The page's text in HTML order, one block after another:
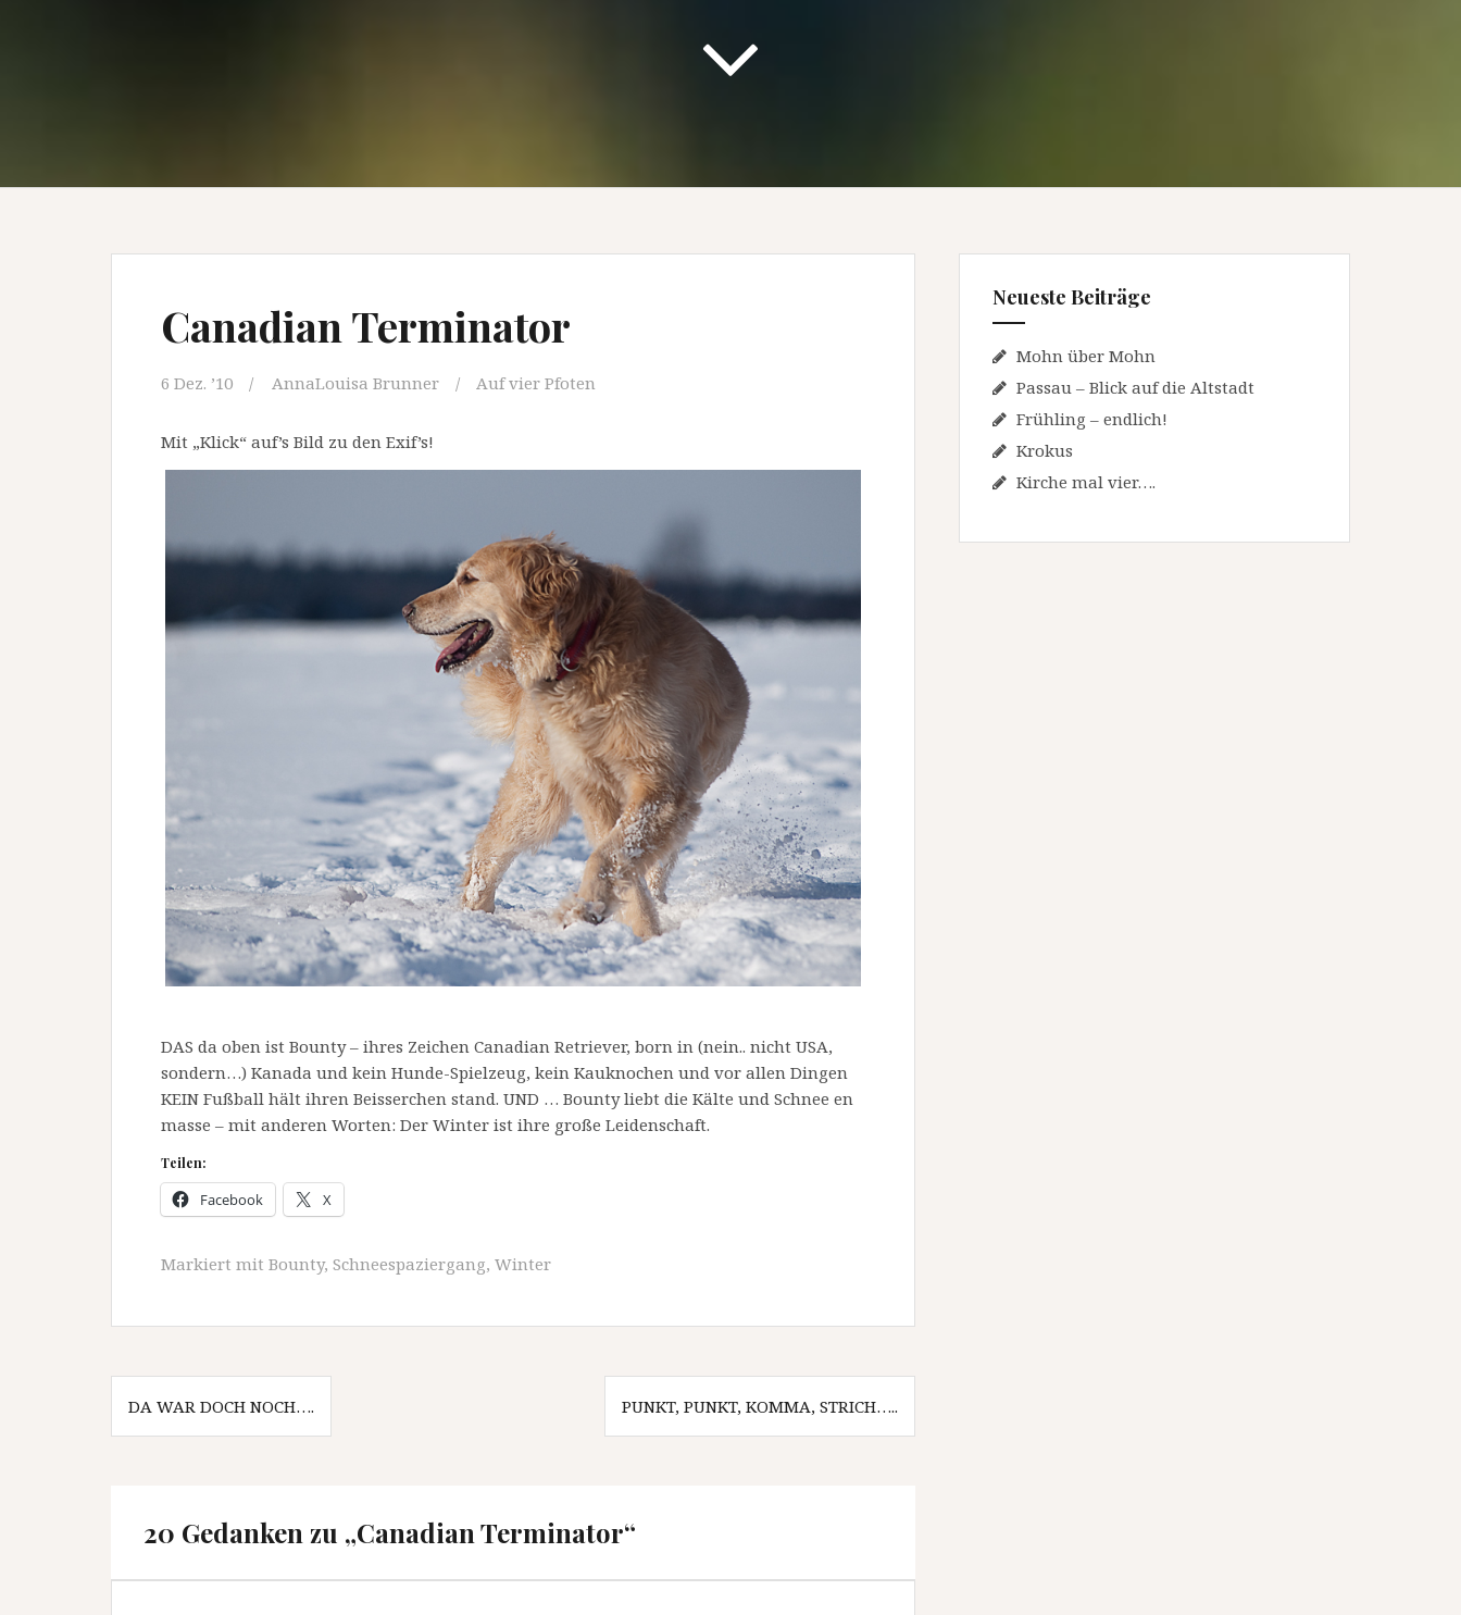
Canadian Terminator
6 Dez. ’10 AnnaLouisa Brunner Auf vier Pfoten
Mit „Klick“ auf’s Bild zu den Exif’s!
DAS da oben ist Bounty – ihres Zeichen Canadian Retriever, born in (nein.. nicht USA,
sondern…) Kanada und kein Hunde-Spielzeug, kein Kauknochen und vor allen Dingen
KEIN Fußball hält ihren Beisserchen stand. UND … Bounty liebt die Kälte und Schnee en
masse – mit anderen Worten: Der Winter ist ihre große Leidenschaft.
Teilen:
Facebook X
Markiert mit Bounty, Schneespaziergang, Winter
Beitragsnavigation
DA WAR DOCH NOCH…. PUNKT, PUNKT, KOMMA, STRICH…..
20 Gedanken zu „Canadian Terminator“
Neueste Beiträge
Mohn über Mohn
Passau – Blick auf die Altstadt
Frühling – endlich!
Krokus
Kirche mal vier….